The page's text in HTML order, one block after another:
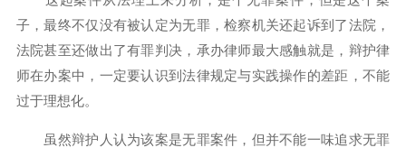
子，最终不仅没有被认定为无罪，检察机关还起诉到了法院，
法院甚至还做出了有罪判决，承办律师最大感触就是，辩护律
师在办案中，一定要认识到法律规定与实践操作的差距，不能
过于理想化。
虽然辩护人认为该案是无罪案件，但并不能一味追求无罪